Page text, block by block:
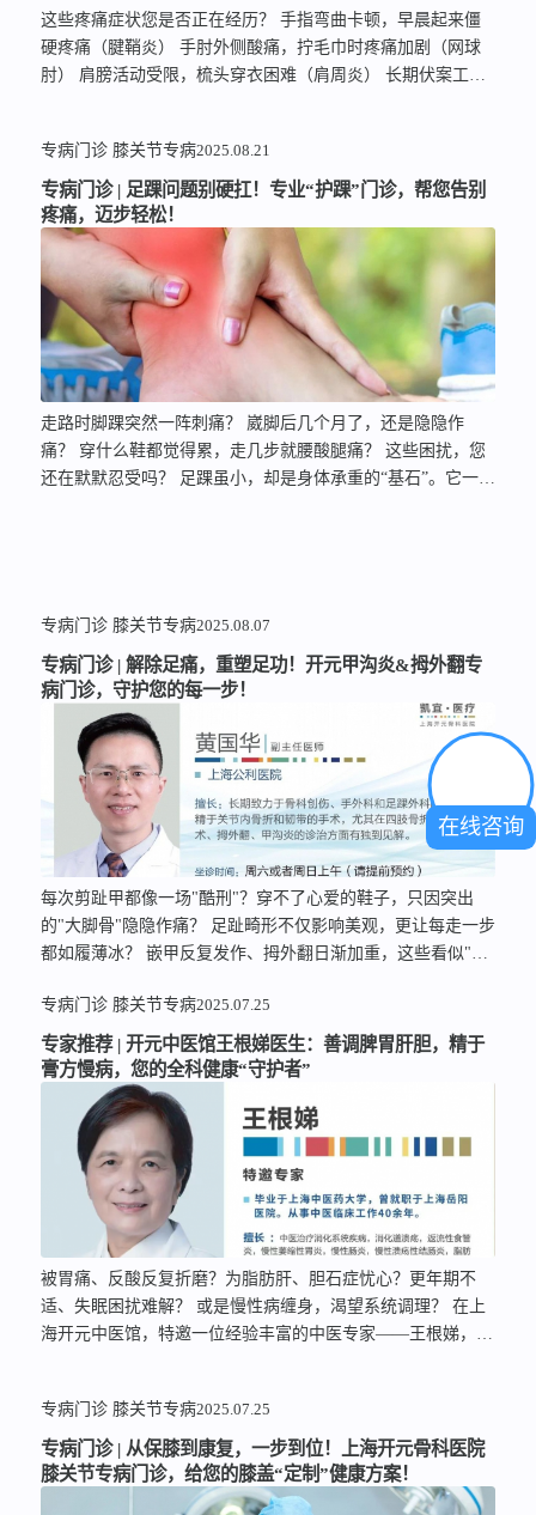
这些疼痛症状您是否正在经历？ 手指弯曲卡顿，早晨起来僵
硬疼痛（腱鞘炎） 手肘外侧酸痛，拧毛巾时疼痛加剧（网球
肘） 肩膀活动受限，梳头穿衣困难（肩周炎） 长期伏案工作
致肌肉萎缩、关节僵硬等严重后果。开元推出的小针刀门诊，
运用小针刀技术帮您快速解决疼痛困扰！ …
专病门诊 膝关节专病2025.08.21
专病门诊 | 足踝问题别硬扛！专业“护踝”门诊，帮您告别
疼痛，迈步轻松！
走路时脚踝突然一阵刺痛？ 崴脚后几个月了，还是隐隐作
痛？ 穿什么鞋都觉得累，走几步就腰酸腿痛？ 这些困扰，您
还在默默忍受吗？ 足踝虽小，却是身体承重的“基石”。它一旦
专病门诊 膝关节专病2025.08.07
专病门诊 | 解除足痛，重塑足功！开元甲沟炎&拇外翻专
病门诊，守护您的每一步！
每次剪趾甲都像一场"酷刑"？穿不了心爱的鞋子，只因突出
的"大脚骨"隐隐作痛？ 足趾畸形不仅影响美观，更让每走一步
都如履薄冰？ 嵌甲反复发作、拇外翻日渐加重，这些看似"不
开元骨科医院推出的甲沟炎与拇外翻专病门诊，特邀连获多年
好大夫荣誉的黄国华教授坐诊，以精准诊疗与前沿技术，帮助
患者解决足下之忧。 您是否正被这些问题困扰？
甲沟炎反复发作，影响日常行走、运动甚至睡眠？
翻等足趾畸形日益加重，穿鞋挤压疼痛、行走不适？
专病门诊 膝关节专病2025.07.25
专家推荐 | 开元中医馆王根娣医生：善调脾胃肝胆，精于
膏方慢病，您的全科健康“守护者”
被胃痛、反酸反复折磨？为脂肪肝、胆石症忧心？更年期不
适、失眠困扰难解？ 或是慢性病缠身，渴望系统调理？ 在上
海开元中医馆，特邀一位经验丰富的中医专家——王根娣，她
管理，提供个体化的解决方案。她专攻这些领域，精准解决您
的困扰：01善调胃肠： 专治胃痛、胃胀、反酸、烧心（如胃
溃疡、反流性食管炎、各类胃炎）及消化不良，运用中药修复
黏膜，恢复脾胃功能。02守护肝胆： 应对脂肪肝、肝功能异
专病门诊 膝关节专病2025.07.25
专病门诊 | 从保膝到康复，一步到位！上海开元骨科医院
膝关节专病门诊，给您的膝盖“定制”健康方案！
在线咨询